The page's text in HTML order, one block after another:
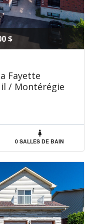
$
Fayette
/ Montérégie
0 SALLES DE BAIN